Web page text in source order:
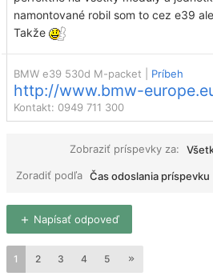
namontované robil som to cez e39
Takže
BMW e39 530d M-packet | Príbeh
http://www.bmw-
Kontakt: 0949 711 300
Zobraziť príspevky za:
Zoradiť podľa Čas odoslania príspevku
Napísať odpoveď
1 2 3 4 5